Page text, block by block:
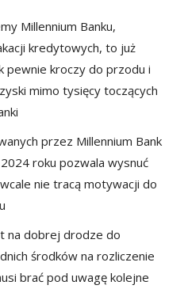
Millennium Banku,
kredytowych, to już
pewnie kroczy do przodu i
mimo tysięcy toczących
przez Millennium Bank
roku pozwala wysnuć
nie tracą motywacji do
na dobrej drodze do
środków na rozliczenie
brać pod uwagę kolejne